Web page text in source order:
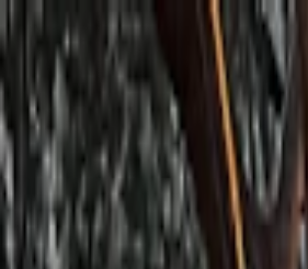
Planifiez sereinement : modification et